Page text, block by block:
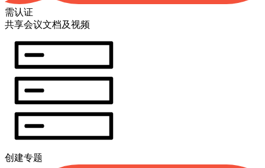
需认证
共享会议文档及视频
创建专题